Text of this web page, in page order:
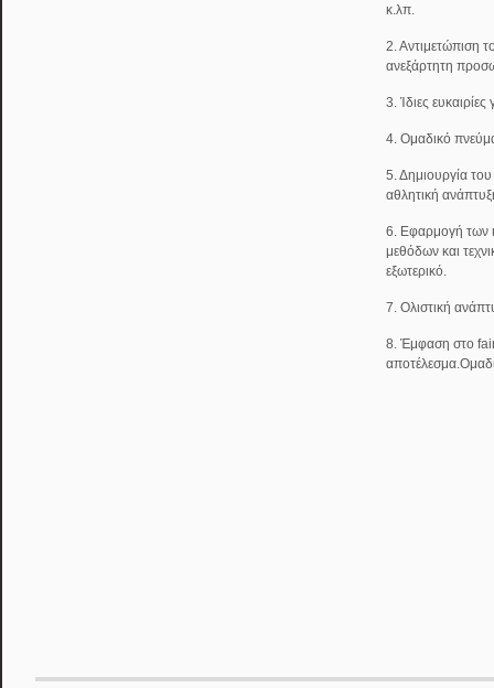
κ.λπ.
2. Αντιμετώπιση
ανεξάρτητη
3. Ίδιες
4. Ομαδικό
5. Δημιουργία
αθλητική
6. Εφαρμογή των
μεθόδων και
εξωτερικό.
7. Ολιστική
8. Έμφαση στο fair